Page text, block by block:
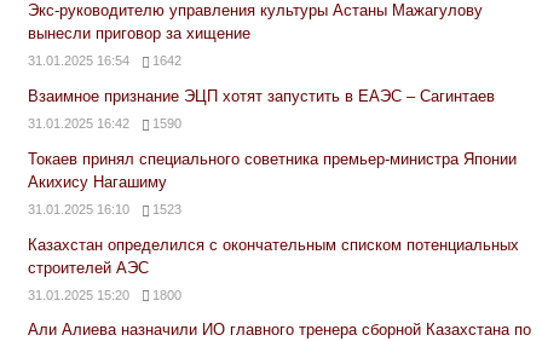
Экс-руководителю управления культуры Астаны Мажагулову
вынесли приговор за хищение
31.01.2025 16:54 1642
Взаимное признание ЭЦП хотят запустить в ЕАЭС – Сагинтаев
31.01.2025 16:42 1590
Токаев принял специального советника премьер-министра Японии
Акихису Нагашиму
31.01.2025 16:10 1523
Казахстан определился с окончательным списком потенциальных
строителей АЭС
31.01.2025 15:20 1800
Али Алиева назначили ИО главного тренера сборной Казахстана по